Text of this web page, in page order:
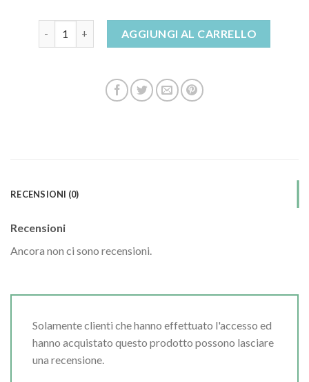
AGGIUNGI AL CARRELLO
RECENSIONI (0)
Recensioni
Ancora non ci sono recensioni.
Solamente clienti che hanno effettuato l'accesso ed
hanno acquistato questo prodotto possono lasciare
una recensione.